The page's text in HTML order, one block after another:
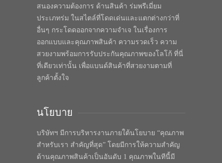
สนองความต้องการ ด้านสินค้า ร่มพรีเมี่ยม
ประเภทร่ม ในสไตล์ที่โดดเด่นและแตกต่างกว่าที่
อื่นๆ กระโดดออกจากความจำเจ ในเรื่องการ
ออกแบบและคุณภาพสินค้า ความรวดเร็ว ความ
สวยงามพร้อมการรับประกันคุณภาพของโลโก้ ที่นี่
ที่เดียวเท่านั้น เพื่อแบนด์สินค้าที่สวยงามตามที่
ลูกค้าตั้งใจ
นโยบาย
บริษัทฯ มีการบริหารงานภายใต้นโยบาย “คุณภาพ
สำหรับเรา สำคัญที่สุด” โดยมีการให้ความสำคัญ
ด้านคุณภาพสินค้าเป็นอันดับ 1 คุณภาพในทีนี้มี